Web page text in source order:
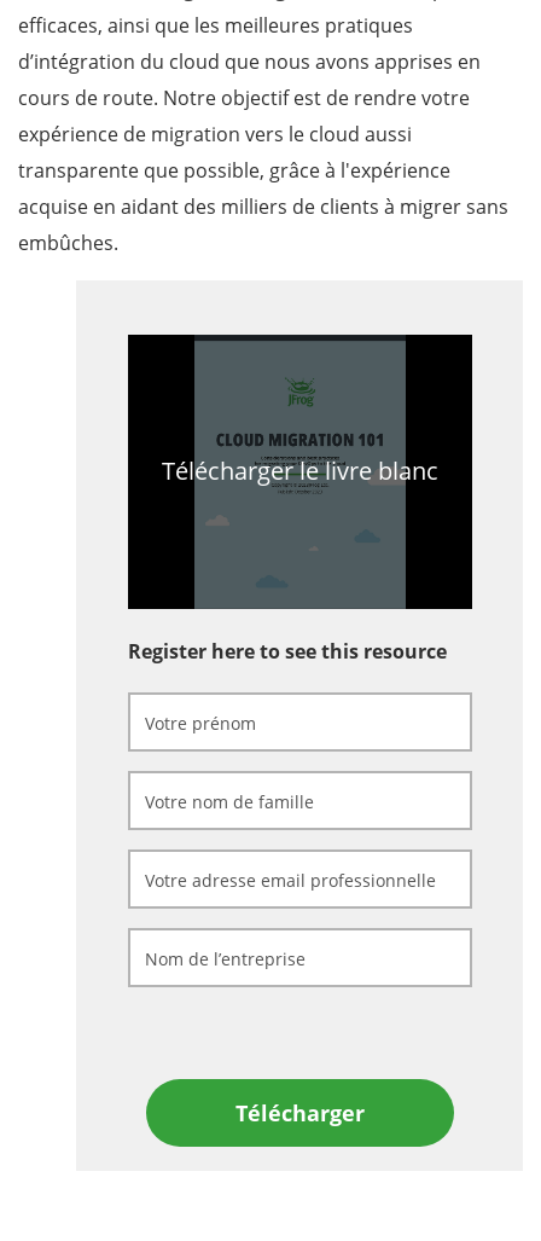
efficaces, ainsi que les meilleures pratiques
d’intégration du cloud que nous avons apprises en
cours de route. Notre objectif est de rendre votre
expérience de migration vers le cloud aussi
transparente que possible, grâce à l'expérience
acquise en aidant des milliers de clients à migrer sans
embûches.
Télécharger le livre blanc
Register here to see this resource
Télécharger